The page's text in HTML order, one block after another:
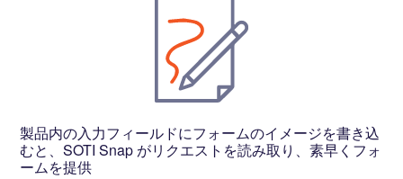
製品内の入力フィールドにフォームのイメージを書き込
むと、SOTI Snap がリクエストを読み取り、素早くフォ
ームを提供